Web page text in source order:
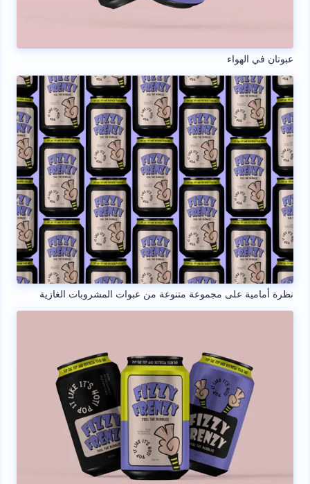
عبوتان في الهواء
نظرة أمامية على مجموعة متنوعة من عبوات المشروبات الغازية